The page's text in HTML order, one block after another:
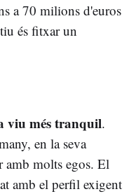
a 70 milions d'euros
és fitxar un
viu méstranquil.
en la seva
amb molts egos. El
amb el perfil exigent